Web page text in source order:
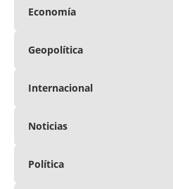
Economía
Geopolítica
Internacional
Noticias
Política